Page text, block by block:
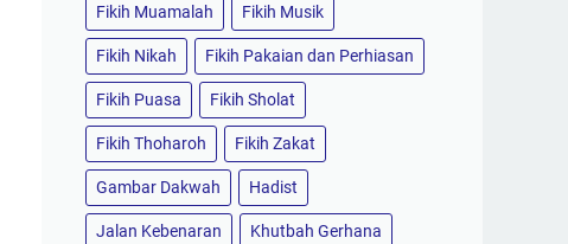
Fikih Muamalah Fikih Musik
Fikih Nikah Fikih Pakaian dan Perhiasan
Fikih Puasa Fikih Sholat
Fikih Thoharoh Fikih Zakat
Gambar Dakwah Hadist
Jalan Kebenaran Khutbah Gerhana